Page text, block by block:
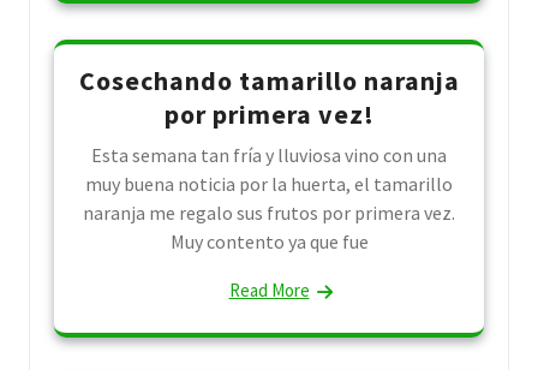
Cosechando tamarillo naranja
por primera vez!
Esta semana tan fría y lluviosa vino con una
muy buena noticia por la huerta, el tamarillo
naranja me regalo sus frutos por primera vez.
Muy contento ya que fue
Read More